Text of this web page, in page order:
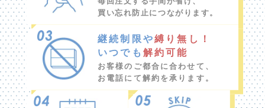
買い忘れ防止につながります。
継続制限や縛り無し！
いつでも 解約可能
お客様のご都合に合わせて、
お電話にて解約を承ります。